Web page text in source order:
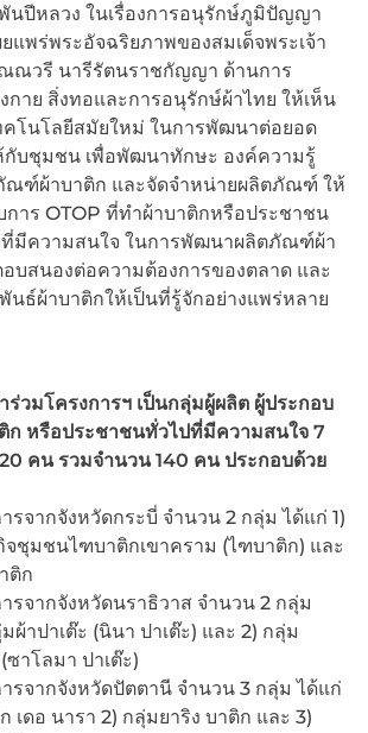
นปีหลวง ในเรื่องการอนุรักษ์ภูมิปัญญา
แพร่พระอัจฉริยภาพของสมเด็จพระเจ้า
ณณวรี นารีรัตนราชกัญญา ด้านการ
กาย สิ่งทอและการอนุรักษ์ผ้าไทย ให้เห็น
คโนโลยีสมัยใหม่ ในการพัฒนาต่อยอด
กับชุมชน เพื่อพัฒนาทักษะ องค์ความรู้
ณฑ์ผ้าบาติก และจัดจำหน่ายผลิตภัณฑ์ ให้
การ OTOP ที่ทำผ้าบาติกหรือประชาชน
ที่มีความสนใจ ในการพัฒนาผลิตภัณฑ์ผ้า
บสนองต่อความต้องการของตลาด และ
นธ์ผ้าบาติกให้เป็นที่รู้จักอย่างแพร่หลาย
ร่วมโครงการฯ เป็นกลุ่มผู้ผลิต ผู้ประกอบ
ก หรือประชาชนทั่วไปที่มีความสนใจ 7
20 คน รวมจำนวน140 คน ประกอบด้วย
รจากจังหวัดกระบี่ จำนวน 2 กลุ่ม ได้แก่ 1)
ชุมชนไฑบาติกเขาคราม (ไฑบาติก) และ
ติก
รจากจังหวัดนราธิวาส จำนวน 2 กลุ่ม
ผ้าปาเต๊ะ (นินา ปาเต๊ะ) และ 2) กลุ่ม
าโลมา ปาเต๊ะ)
รจากจังหวัดปัตตานี จำนวน 3 กลุ่ม ได้แก่
เดอ นารา 2) กลุ่มยาริง บาติก และ 3)